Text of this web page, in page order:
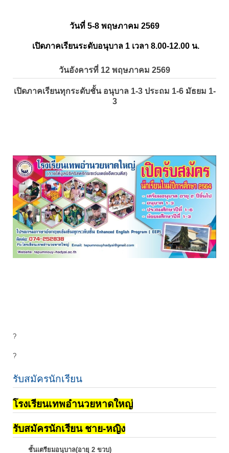
วันที่ 5-8 พฤษภาคม 2569
เปิดภาคเรียนระดับอนุบาล 1 เวลา 8.00-12.00 น.
วันอังคารที่ 12 พฤษภาคม 2569
เปิดภาคเรียนทุกระดับชั้น อนุบาล 1-3 ประถม 1-6 มัธยม 1-
3
?
?
รับสมัครนักเรียน
โรงเรียนเทพอำนวยหาดใหญ่
รับสมัครนักเรียน ชาย-หญิง
ชั้นเตรียมอนุบาล(อายุ 2 ขวบ)